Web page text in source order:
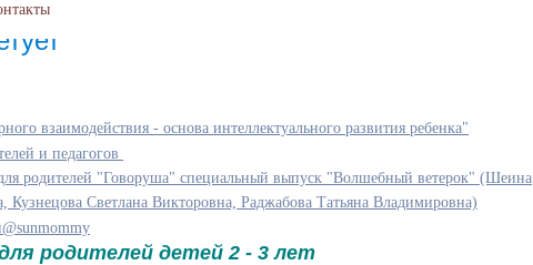
взаимодействия - основа интеллектуального развития ребенка"
и педагогов
родителей "Говоруша" специальный выпуск "Волшебный ветерок" (Шеина
Кузнецова Светлана Викторовна, Раджабова Татьяна Владимировна)
родителей детей 2 - 3 лет